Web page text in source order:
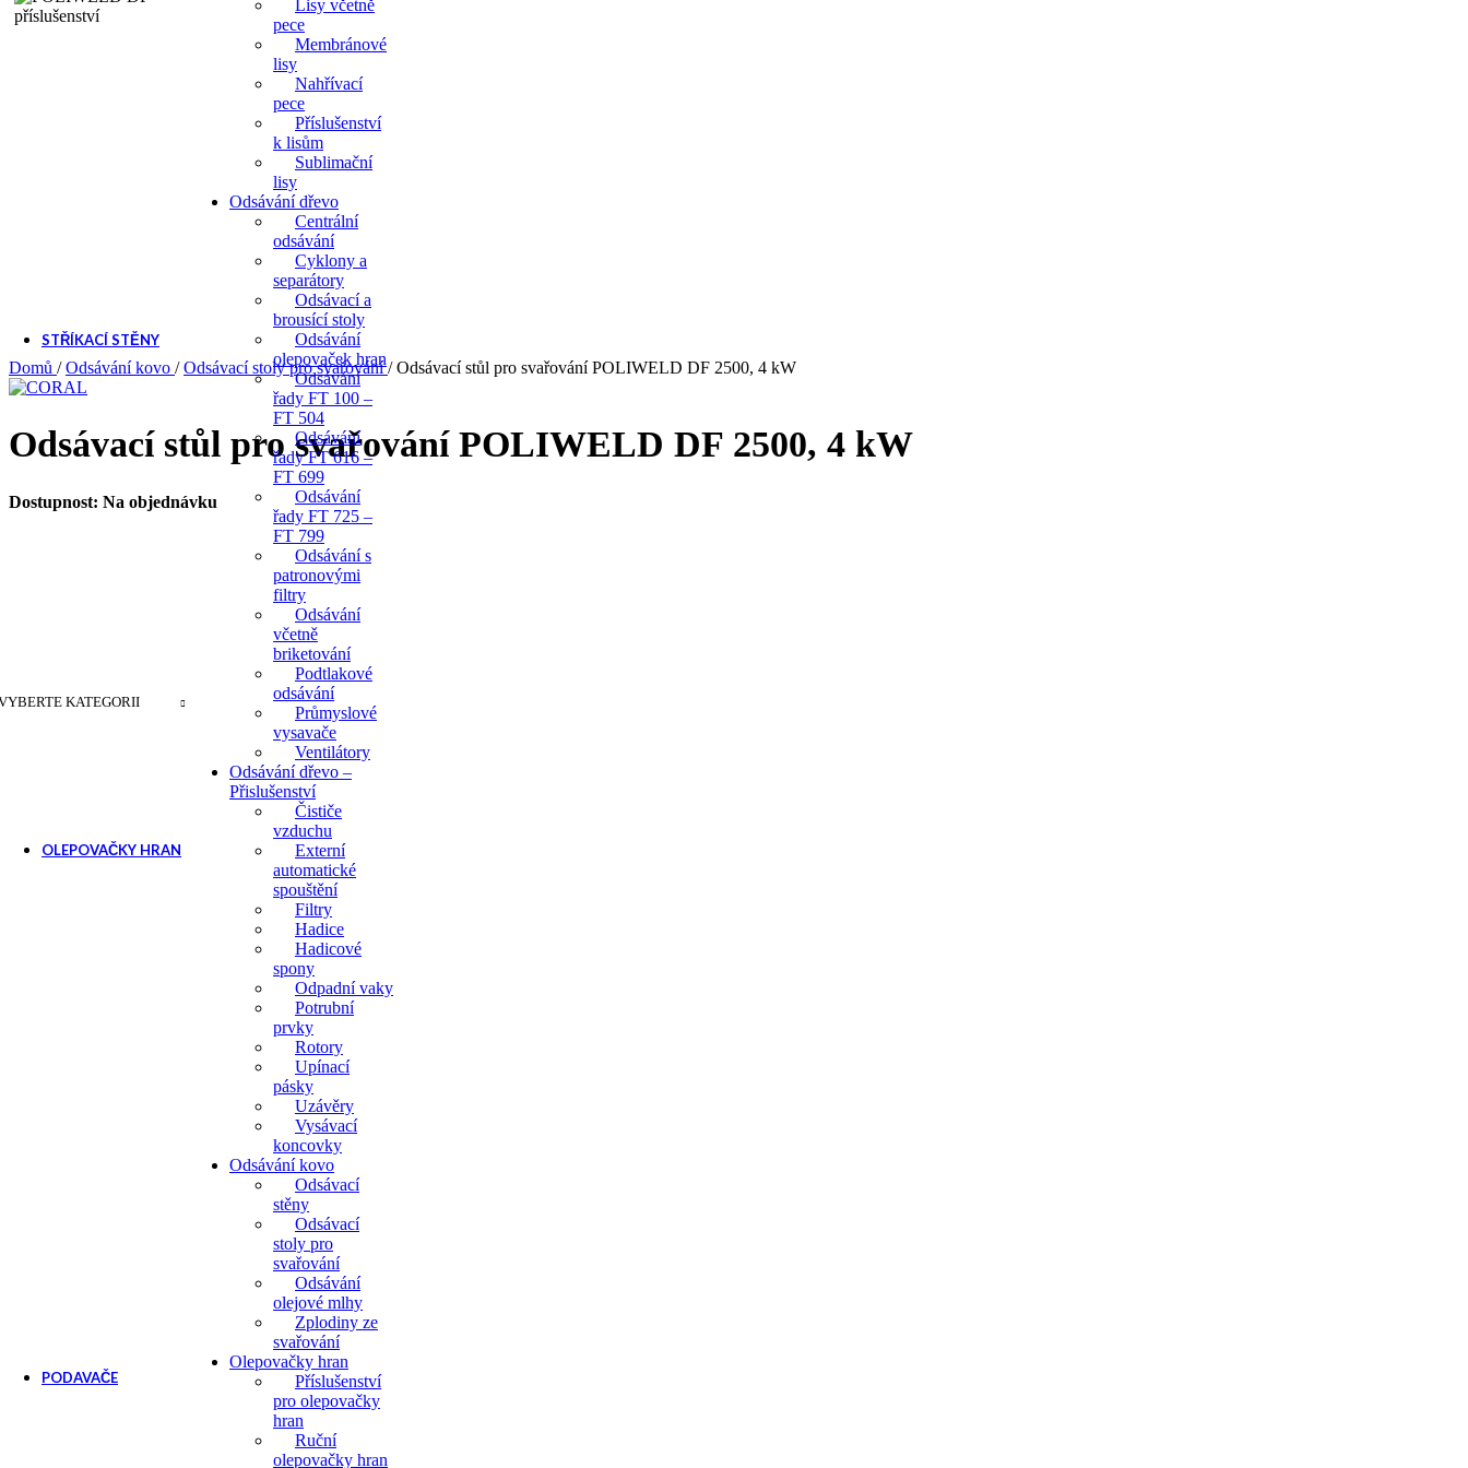
KATEGORII
Lisy včetně
pece
Membránové
lisy
Nahřívací
pece
Příslušenství
k lisům
Sublimační
lisy
Odsávání dřevo
Centrální
odsávání
Cyklony a
separátory
Odsávací a
brousící stoly
Odsávání
olepovaček hran
Odsávání
řady FT 100 –
FT 504
Odsávání
řady FT 616 –
FT 699
Odsávání
řady FT 725 –
FT 799
Odsávání s
patronovými
filtry
Odsávání
včetně
briketování
Podtlakové
odsávání
Průmyslové
vysavače
Ventilátory
Odsávání dřevo –
Přislušenství
Čističe
vzduchu
Externí
automatické
spouštění
Filtry
Hadice
Hadicové
spony
Odpadní vaky
Potrubní
prvky
Rotory
Upínací
pásky
Uzávěry
Vysávací
koncovky
Odsávání kovo
Odsávací
stěny
Odsávací
stoly pro
svařování
Odsávání
olejové mlhy
Zplodiny ze
svařování
Olepovačky hran
Příslušenství
pro olepovačky
hran
Ruční
olepovačky hran
STŘÍKACÍ STĚNY
Stříkací stěny
Příslušenství pro stříkací stěny
Ventilátory pro stříkací stěny
OLEPOVAČKY HRAN
Ruční olepovačky hran
PODAVAČE
Příslušenství k podavačům
Domů / Odsávání kovo / Odsávací stoly pro svařování/ Odsávací stůl pro svařování POLIWELD DF 2500, 4 kW
Odsávací stůl pro svařování POLIWELD DF 2500, 4 kW
Dostupnost: Na objednávku